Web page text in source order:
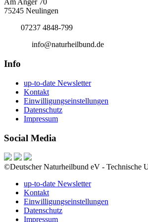
Am Anger 70
75245 Neulingen
07237 4848-799
info@naturheilbund.de
Info
up-to-date Newsletter
Kontakt
Einwilligungseinstellungen
Datenschutz
Impressum
Social Media
©Deutscher Naturheilbund eV - Technische
up-to-date Newsletter
Kontakt
Einwilligungseinstellungen
Datenschutz
Impressum